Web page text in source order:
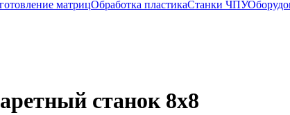
матрицОбработка пластикаСтанки ЧПУ
станок 8х8